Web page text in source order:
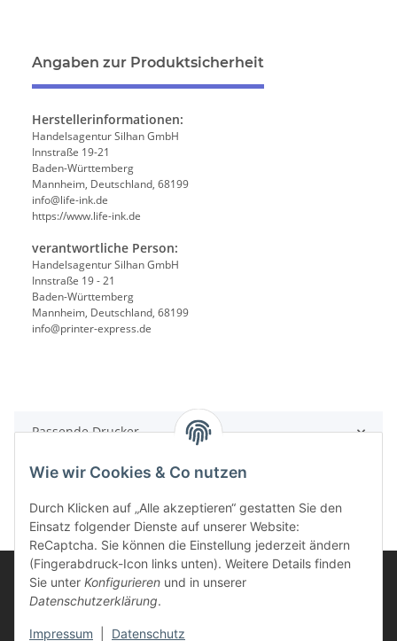
Angaben zur Produktsicherheit
Herstellerinformationen:
Handelsagentur Silhan GmbH
Innstraße 19-21
Baden-Württemberg
Mannheim, Deutschland, 68199
info@life-ink.de
https://www.life-ink.de
verantwortliche Person:
Handelsagentur Silhan GmbH
Innstraße 19 - 21
Baden-Württemberg
Mannheim, Deutschland, 68199
info@printer-express.de
Passende Drucker
Wie wir Cookies & Co nutzen
Durch Klicken auf „Alle akzeptieren“ gestatten Sie den
Einsatz folgender Dienste auf unserer Website:
ReCaptcha. Sie können die Einstellung jederzeit ändern
(Fingerabdruck-Icon links unten). Weitere Details finden
Sie unter Konfigurieren und in unserer
Datenschutzerklärung.
Impressum Datenschutz